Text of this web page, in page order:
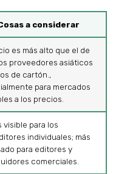
a considerar
es más alto que el de
proveedores asiáticos
de cartón.,
para mercados
a los precios.
visible para los
individuales; más
para editores y
comerciales.